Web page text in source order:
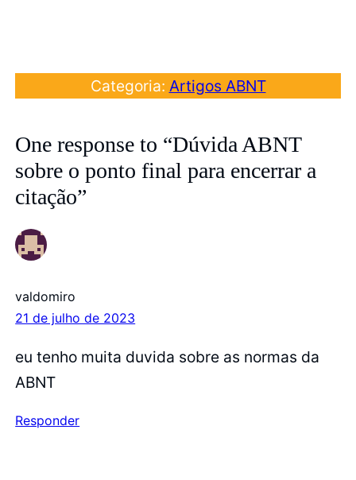
Categoria: Artigos ABNT
One response to “Dúvida ABNT
sobre o ponto final para encerrar a
citação”
valdomiro
21 de julho de 2023
eu tenho muita duvida sobre as normas da
ABNT
Responder